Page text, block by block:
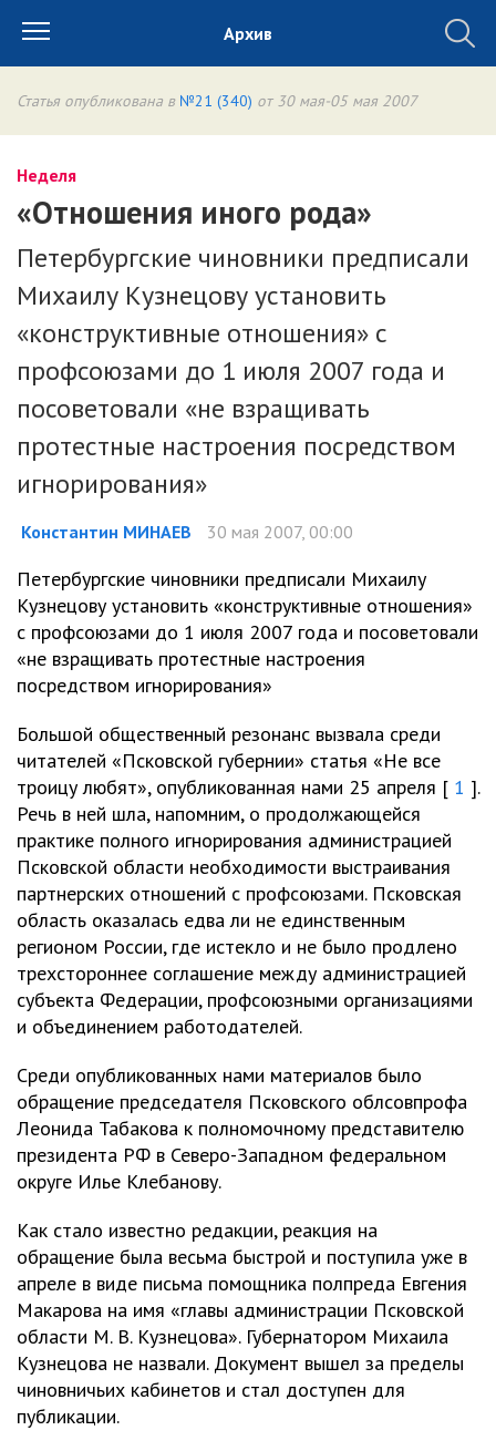
Архив
Статья опубликована в №21 (340) от 30 мая-05 мая 2007
Неделя
«Отношения иного рода»
Петербургские чиновники предписали
Михаилу Кузнецову установить
«конструктивные отношения» с
профсоюзами до 1 июля 2007 года и
посоветовали «не взращивать
протестные настроения посредством
игнорирования»
Константин МИНАЕВ 30 мая 2007, 00:00
Петербургские чиновники предписали Михаилу
Кузнецову установить «конструктивные отношения»
с профсоюзами до 1 июля 2007 года и посоветовали
«не взращивать протестные настроения
посредством игнорирования»
Большой общественный резонанс вызвала среди
читателей «Псковской губернии» статья «Не все
троицу любят», опубликованная нами 25 апреля [ 1 ].
Речь в ней шла, напомним, о продолжающейся
практике полного игнорирования администрацией
Псковской области необходимости выстраивания
партнерских отношений с профсоюзами. Псковская
область оказалась едва ли не единственным
регионом России, где истекло и не было продлено
трехстороннее соглашение между администрацией
субъекта Федерации, профсоюзными организациями
и объединением работодателей.
Среди опубликованных нами материалов было
обращение председателя Псковского облсовпрофа
Леонида Табакова к полномочному представителю
президента РФ в Северо-Западном федеральном
округе Илье Клебанову.
Как стало известно редакции, реакция на
обращение была весьма быстрой и поступила уже в
апреле в виде письма помощника полпреда Евгения
Макарова на имя «главы администрации Псковской
области М. В. Кузнецова». Губернатором Михаила
Кузнецова не назвали. Документ вышел за пределы
чиновничьих кабинетов и стал доступен для
публикации.